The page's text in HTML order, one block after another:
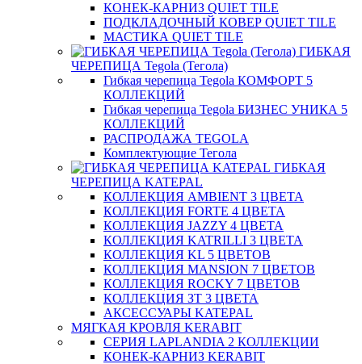
КОНЕК-КАРНИЗ QUIET TILE
ПОДКЛАДОЧНЫЙ КОВЕР QUIET TILE
МАСТИКА QUIET TILE
ГИБКАЯ
ЧЕРЕПИЦА Tegola (Тегола)
Гибкая черепица Tegola КОМФОРТ 5
КОЛЛЕКЦИЙ
Гибкая черепица Tegola БИЗНЕС УНИКА 5
КОЛЛЕКЦИЙ
РАСПРОДАЖА TEGOLA
Комплектующие Тегола
ГИБКАЯ
ЧЕРЕПИЦА KATEPAL
КОЛЛЕКЦИЯ AMBIENT 3 ЦВЕТА
КОЛЛЕКЦИЯ FORTE 4 ЦВЕТА
КОЛЛЕКЦИЯ JAZZY 4 ЦВЕТА
КОЛЛЕКЦИЯ KATRILLI 3 ЦВЕТА
КОЛЛЕКЦИЯ KL 5 ЦВЕТОВ
КОЛЛЕКЦИЯ MANSION 7 ЦВЕТОВ
КОЛЛЕКЦИЯ ROCKY 7 ЦВЕТОВ
КОЛЛЕКЦИЯ ЗТ 3 ЦВЕТА
АКСЕССУАРЫ KATEPAL
МЯГКАЯ КРОВЛЯ KERABIT
СЕРИЯ LAPLANDIA 2 КОЛЛЕКЦИИ
КОНЕК-КАРНИЗ KERABIT